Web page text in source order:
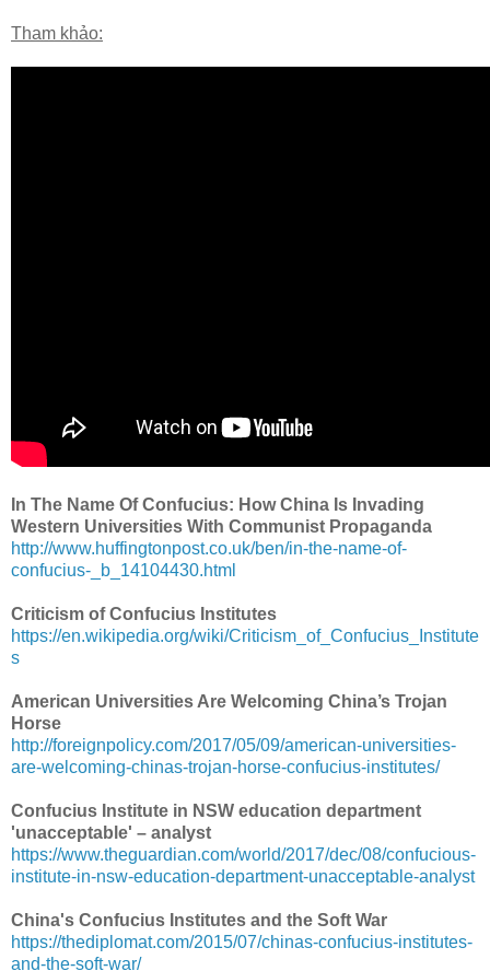
Tham khảo:
In The Name Of Confucius: How China Is Invading
Western Universities With Communist Propaganda
http://www.huffingtonpost.co.uk/ben/in-the-name-of-
confucius-_b_14104430.html
Criticism of Confucius Institutes
https://en.wikipedia.org/wiki/Criticism_of_Confucius_Institute
s
American Universities Are Welcoming China’s Trojan
Horse
http://foreignpolicy.com/2017/05/09/american-universities-
are-welcoming-chinas-trojan-horse-confucius-institutes/
Confucius Institute in NSW education department
'unacceptable' – analyst
https://www.theguardian.com/world/2017/dec/08/confucious-
institute-in-nsw-education-department-unacceptable-analyst
China's Confucius Institutes and the Soft War
https://thediplomat.com/2015/07/chinas-confucius-institutes-
and-the-soft-war/